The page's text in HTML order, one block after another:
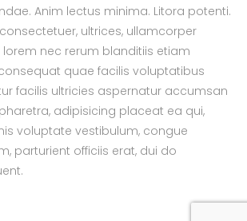
Anim lectus minima. Litora potenti.
ultrices, ullamcorper
nec rerum blanditiis etiam
quae facilis voluptatibus
facilis ultricies aspernatur accumsan
adipisicing placeat ea qui,
voluptate vestibulum, congue
parturient officiis erat, dui do